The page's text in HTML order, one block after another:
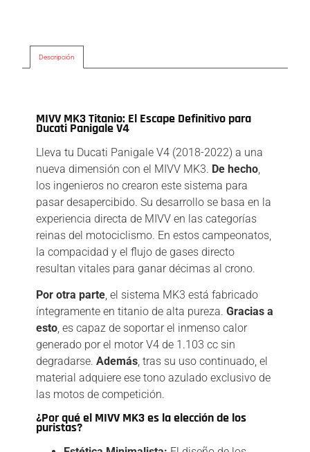
Descripción
MIVV MK3 Titanio: El Escape Definitivo para
Ducati Panigale V4
Lleva tu Ducati Panigale V4 (2018-2022) a una
nueva dimensión con el MIVV MK3. De hecho
los ingenieros no crearon este sistema para
pasar desapercibido. Su desarrollo se basa en la
experiencia directa de MIVV en las categorías
reinas del motociclismo. En estos campeonatos,
la compacidad y el flujo de gases directo
resultan vitales para ganar décimas al crono.
Por otra parte, el sistema MK3 está fabricado
íntegramente en titanio de alta pureza. Gracias a
esto, es capaz de soportar el inmenso calor
generado por el motor V4 de 1.103 cc sin
degradarse. Además, tras su uso continuado, el
material adquiere ese tono azulado exclusivo de
las motos de competición.
¿Por qué el MIVV MK3 es la elección de los
puristas?